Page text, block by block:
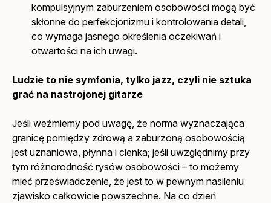
kompulsyjnym zaburzeniem osobowości mogą być
skłonne do perfekcjonizmu i kontrolowania detali,
co wymaga jasnego określenia oczekiwań i
otwartości na ich uwagi.
Ludzie to nie symfonia, tylko jazz, czyli nie sztuka
grać na nastrojonej gitarze
Jeśli weźmiemy pod uwagę, że norma wyznaczająca
granicę pomiędzy zdrową a zaburzoną osobowością
jest uznaniowa, płynna i cienka; jeśli uwzględnimy przy
tym różnorodność rysów osobowości – to możemy
mieć przeświadczenie, że jest to w pewnym nasileniu
zjawisko całkowicie powszechne. Na co dzień